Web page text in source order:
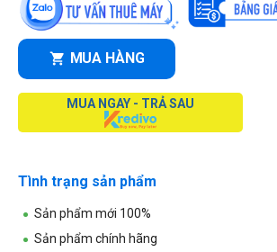
MUA HÀNG
MUA NGAY - TRẢ SAU
Tình trạng sản phẩm
Sản phẩm mới 100%
Sản phẩm chính hãng